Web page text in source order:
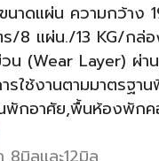
าดแผ่น ความกว้าง
ร/8 แผ่น./13 KG/กล่
น (Wear Layer) ผ่า
ใช้งานตามมาตรฐาน
พักอาศัย,พื้นห้องพัก